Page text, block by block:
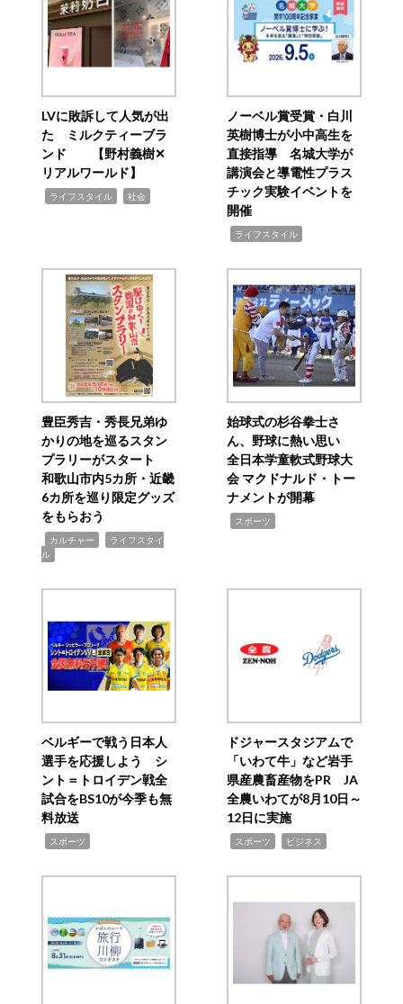
LVに敗訴して人気が出
た ミルクティーブラ
ンド 【野村義樹✕
リアルワールド】
ライフスタイル 社会
ノーベル賞受賞・白川
英樹博士が小中高生を
直接指導 名城大学が
講演会と導電性プラス
チック実験イベントを
開催
ライフスタイル
豊臣秀吉・秀長兄弟ゆ
かりの地を巡るスタン
プラリーがスタート
和歌山市内5カ所・近畿
6カ所を巡り限定グッズ
をもらおう
カルチャー
ライフスタイ
ル
始球式の杉谷拳士さ
ん、野球に熱い思い
全日本学童軟式野球大
会 マクドナルド・トー
ナメントが開幕
スポーツ
ベルギーで戦う日本人
選手を応援しよう シ
ント＝トロイデン戦全
試合をBS10が今季も無
料放送
スポーツ
ドジャースタジアムで
「いわて牛」など岩手
県産農畜産物をPR JA
全農いわてが8月10日～
12日に実施
スポーツ ビジネス